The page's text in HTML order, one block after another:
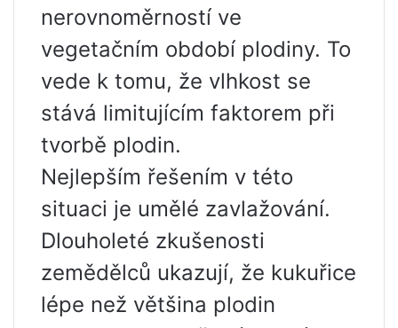
nerovnoměrností ve
vegetačním období plodiny. To
vede k tomu, že vlhkost se
stává limitujícím faktorem při
tvorbě plodin.
Nejlepším řešením v této
situaci je umělé zavlažování.
Dlouholeté zkušenosti
zemědělců ukazují, že kukuřice
lépe než většina plodin